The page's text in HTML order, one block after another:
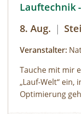
Lauftechnik
8. Aug. |
Veranstalter:
Tauche mit mir
„Lauf-Welt“ ein,
Optimierung